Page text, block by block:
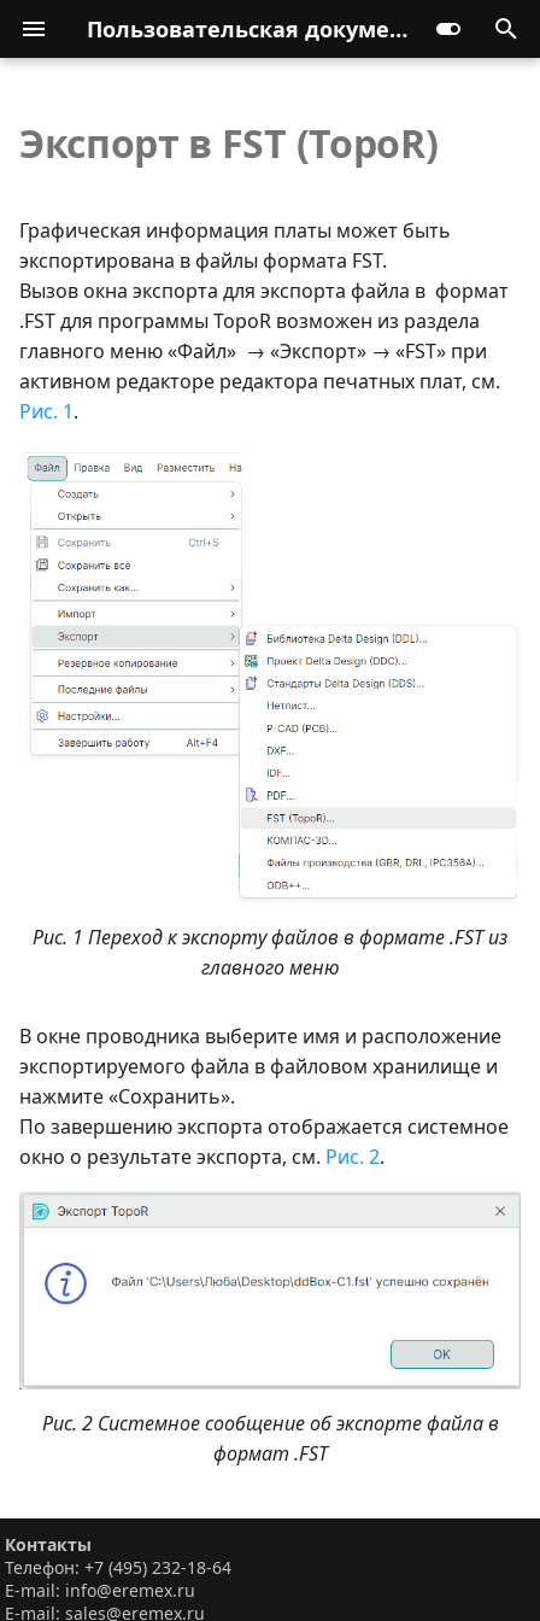
Пользовательская документация
Экспорт в FST (TopoR)
Графическая информация платы может быть
экспортирована в файлы формата FST.
Вызов окна экспорта для экспорта файла в формат
.FST для программы TopoR возможен из раздела
главного меню «Файл» → «Экспорт» → «FST» при
активном редакторе редактора печатных плат, см.
Рис. 1.
Рис. 1 Переход к экспорту файлов в формате .FST из
главного меню
В окне проводника выберите имя и расположение
экспортируемого файла в файловом хранилище и
нажмите «Сохранить».
По завершению экспорта отображается системное
окно о результате экспорта, см. Рис. 2.
Рис. 2 Системное сообщение об экспорте файла в
формат .FST
Контакты
Телефон: +7 (495) 232-18-64
E-mail: info@eremex.ru
E-mail: sales@eremex.ru